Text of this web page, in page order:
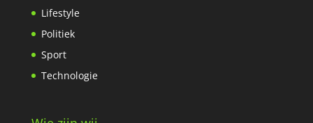
Lifestyle
Politiek
Sport
Technologie